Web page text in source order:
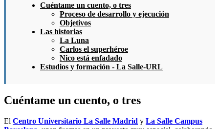
Cuéntame un cuento, o tres
Proceso de desarrollo y ejecución
Objetivos
Las historias
La Luna
Carlos el superhéroe
Nico está enfadado
Estudios y formación - La Salle-URL
Cuéntame un cuento, o tres
El Centro Universitario La Salle Madrid y La Salle Campus